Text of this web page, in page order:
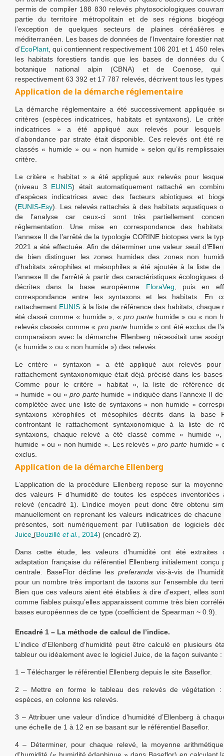
permis de compiler 188 830 relevés phytosociologiques
partie du territoire métropolitain et de ses régions
l’exception de quelques secteurs de plaines céréalières
méditerranéen. Les bases de données de l’Inventaire forestier
d’EcoPlant , qui contiennent respectivement 106 201 et 1 450
les habitats forestiers tandis que les bases de données du
botanique national alpin (CBNA) et de Coenose, qui
respectivement 63 392 et 17 787 relevés, décrivent tous les types
Application de la démarche réglementaire
La démarche réglementaire a été successivement appliquée
critères (espèces indicatrices, habitats et syntaxons). Le
indicatrices » a été appliqué aux relevés pour lesquels
d’abondance par strate était disponible. Ces relevés ont été
classés « humide » ou « non humide » selon qu’ils
critère.
Le critère « habitat » a été appliqué aux relevés pour
(niveau 3 EUNIS) était automatiquement rattaché en
d’espèces indicatrices avec des facteurs abiotiques et
(EUNIS-Esy). Les relevés rattachés à des habitats aquatiques
de l’analyse car ceux-ci sont très partiellement
réglementation. Une mise en correspondance des
l’annexe II de l’arrêté de la typologie CORINE biotopes vers la
2021 a été effectuée. Afin de déterminer une valeur seuil
de bien distinguer les zones humides des zones non
d’habitats xérophiles et mésophiles a été ajoutée à la liste de
l’annexe II de l’arrêté à partir des caractéristiques écologiques
décrites dans la base européenne FloraVeg , puis en
correspondance entre les syntaxons et les habitats. En
rattachement EUNIS à la liste de référence des habitats, chaque
été classé comme « humide », « pro parte humide » ou « non
relevés classés comme « pro parte humide » ont été exclus de
comparaison avec la démarche Ellenberg nécessitait une
(« humide » ou « non humide ») des relevés.
Le critère « syntaxon » a été appliqué aux relevés pour
rattachement syntaxonomique était déjà précisé dans les
Comme pour le critère « habitat », la liste de référence
« humide » ou «pro partehumide » indiquée dans l’annexe II de
complétée avec une liste de syntaxons « non humide »
syntaxons xérophiles et mésophiles décrits dans la base
confrontant le rattachement syntaxonomique à la liste de
syntaxons, chaque relevé a été classé comme « humide
humide » ou « non humide ». Les relevés «pro parte humide »
exclus.
Application de la démarche Ellenberg
L’application de la procédure Ellenberg repose sur la
des valeurs F d’humidité de toutes les espèces inventoriées
relevé (encadré 1). L’indice moyen peut donc être obtenu
manuellement en reprenant les valeurs indicatrices de
présentes, soit numériquement par l’utilisation de logiciels
Juice (Bouzillé et al. , 2014) (encadré 2).
Dans cette étude, les valeurs d’humidité ont été extraites
adaptation française du référentiel Ellenberg initialement conçu
centrale. BaseFlor décline les preferanda vis-à-vis de
pour un nombre très important de taxons sur l’ensemble du
Bien que ces valeurs aient été établies à dire d’expert, elles
comme fiables puisqu’elles apparaissent comme très bien
bases européennes de ce type (coefficient de Spearman ~ 0.9).
Encadré 1 – La méthode de calcul de l’indice.
L'indice d'Ellenberg d'humidité peut être calculé en plusieurs
tableur ou idéalement avec le logiciel Juice, de la façon suivante :
1 – Télécharger le référentiel Ellenberg depuis le site Baseflor.
2 – Mettre en forme le tableau des relevés de végétation
espèces, en colonne les relevés.
3 – Attribuer une valeur d’indice d’humidité d’Ellenberg à
une échelle de 1 à 12 en se basant sur le référentiel Baseflor.
4 – Déterminer, pour chaque relevé, la moyenne